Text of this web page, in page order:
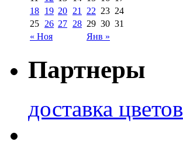
« Ноя Янв »
18 19 20 21 22 23 24
25 26 27 28 29 30 31
Партнеры
доставка цветов